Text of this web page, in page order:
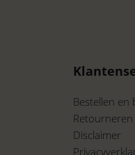
Bestellen en
Disclaimer